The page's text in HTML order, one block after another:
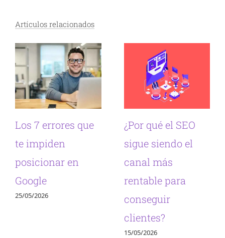
Artículos relacionados
Los 7 errores que
te impiden
posicionar en
Google
25/05/2026
¿Por qué el SEO
sigue siendo el
canal más
rentable para
conseguir
clientes?
15/05/2026